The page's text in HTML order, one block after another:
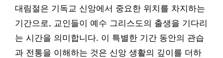
대림절은 기독교 신앙에서 중요한 위치를 차지하는
기간으로, 교인들이 예수 그리스도의 출생을 기다리
는 시간을 의미합니다. 이 특별한 기간 동안의 관습
과 전통을 이해하는 것은 신앙 생활의 깊이를 더하